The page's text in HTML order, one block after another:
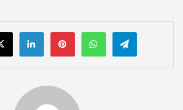
LinkedInPinterestWhatsAppTelegram